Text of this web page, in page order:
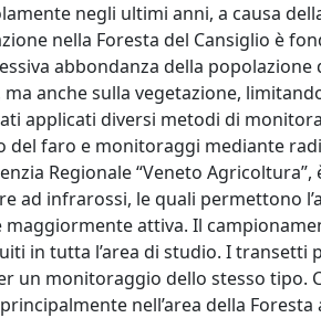
negli ultimi anni, a causa
nella Foresta del Cansiglio è
abbondanza della popolazione
anche sulla vegetazione,
applicati diversi metodi di
del faro e monitoraggi mediante
Regionale “Veneto
ad infrarossi, le quali permettono
attiva. Il
in tutta l’area di studio. I transetti
un monitoraggio dello stesso tipo.
nell’area della